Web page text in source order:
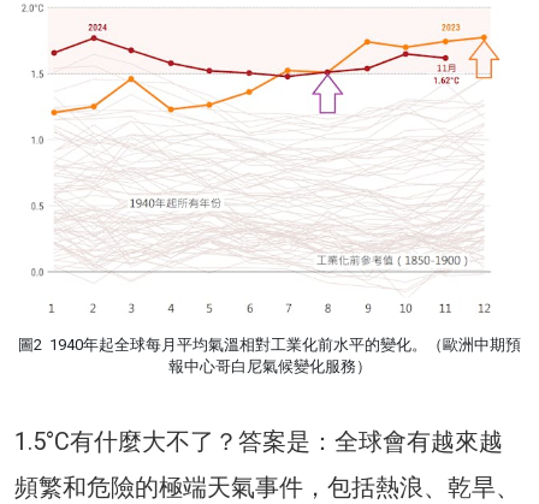
圖2 1940年起全球每月平均氣溫相對工業化前水平的變化。（歐洲中期預
報中心哥白尼氣候變化服務）
1.5°C有什麼大不了？答案是：全球會有越來越
頻繁和危險的極端天氣事件，包括熱浪、乾旱、